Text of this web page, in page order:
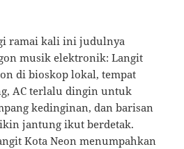
ramai kali ini judulnya
musik elektronik: Langit
di bioskop lokal, tempat
AC terlalu dingin untuk
kedinginan, dan barisan
jantung ikut berdetak.
Kota Neon menumpahkan